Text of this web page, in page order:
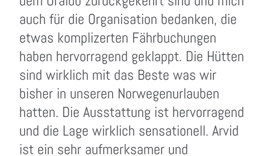
auch für die Organisation bedanken, die
etwas komplizerten Fährbuchungen
haben hervorragend geklappt. Die Hütten
sind wirklich mit das Beste was wir
bisher in unseren Norwegenurlauben
hatten. Die Ausstattung ist hervorragend
und die Lage wirklich sensationell. Arvid
ist ein sehr aufmerksamer und